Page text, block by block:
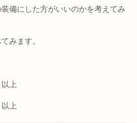
備にした方がいいのかを考えてみ
みます。
上
上